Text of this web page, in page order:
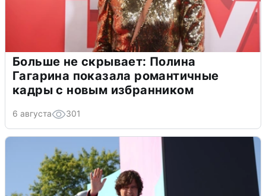
Больше не скрывает: Полина
Гагарина показала романтичные
кадры с новым избранником
6 августа 301